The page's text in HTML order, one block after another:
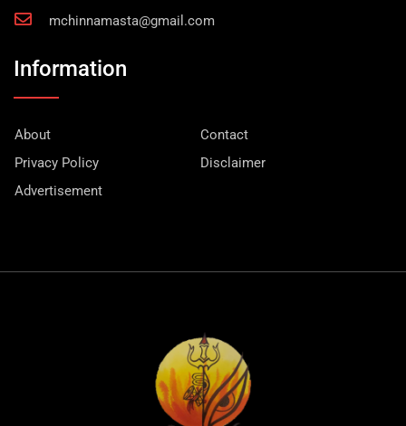
mchinnamasta@gmail.com
Information
About
Contact
Privacy Policy
Disclaimer
Advertisement